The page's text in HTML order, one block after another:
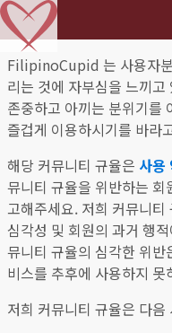
FilipinoCupid 는 사용자
리는 것에 자부심을 느끼
존중하고 아끼는 분위기를
즐겁게 이용하시기를 바라
해당 커뮤니티 규율은 사용
뮤니티 규율을 위반하는
고해주세요. 저희 커뮤니
심각성 및 회원의 과거 행
뮤니티 규율의 심각한 위
비스를 추후에 사용하지
저희 커뮤니티 규율은 다